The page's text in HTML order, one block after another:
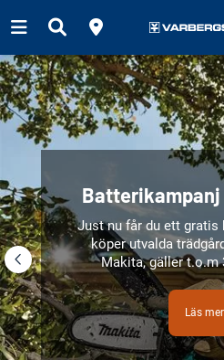
Batterikampanj
Just nu får du ett gratis
köper utvalda
Makita, gäller t.o.m
Läs mer